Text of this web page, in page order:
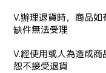
V.辦理退貨時，商品
缺件無法受理
V.經使用或人為造成
恕不接受退貨